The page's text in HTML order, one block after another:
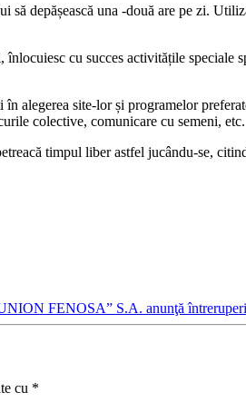
depășească una -două are pe zi.
cu succes activitățile
alegerea site-lor și programelor
colective, comunicare cu semeni, etc.
timpul liber astfel jucându-se,
FENOSA” S.A. anunţă
cu *